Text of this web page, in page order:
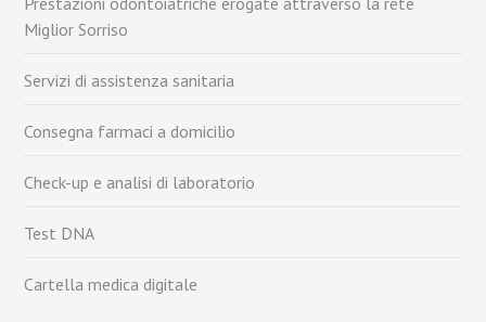
Miglior Sorriso
Servizi di assistenza sanitaria
Consegna farmaci a domicilio
Check-up e analisi di laboratorio
Test DNA
Cartella medica digitale